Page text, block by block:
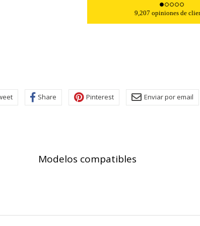
9,207 opiniones de
Share Pinterest Enviar por email
Modelos compatibles
HABILITAR
y fuentes de tráfico para poder evaluar el
o menos visitadas, y cómo los visitantes navegan por el
_ga, _gid, _evPromtCookies